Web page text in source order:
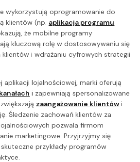
wykorzystują oprogramowanie do
klientów (np. aplikacja programu
że mobilne programy
kluczową rolę w dostosowywaniu się
i wdrażaniu cyfrowych strategii
aplikacji lojalnościowej, marki oferują
i zapewniają spersonalizowane
zaangażowanie klientów i
Śledzenie zachowań klientów za
pozwala firmom
marketingowe. Przyjrzyjmy się
przykłady programów